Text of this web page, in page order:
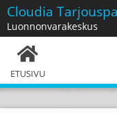
Cloudia
Luonnonvarakeskus
ETUSIVU